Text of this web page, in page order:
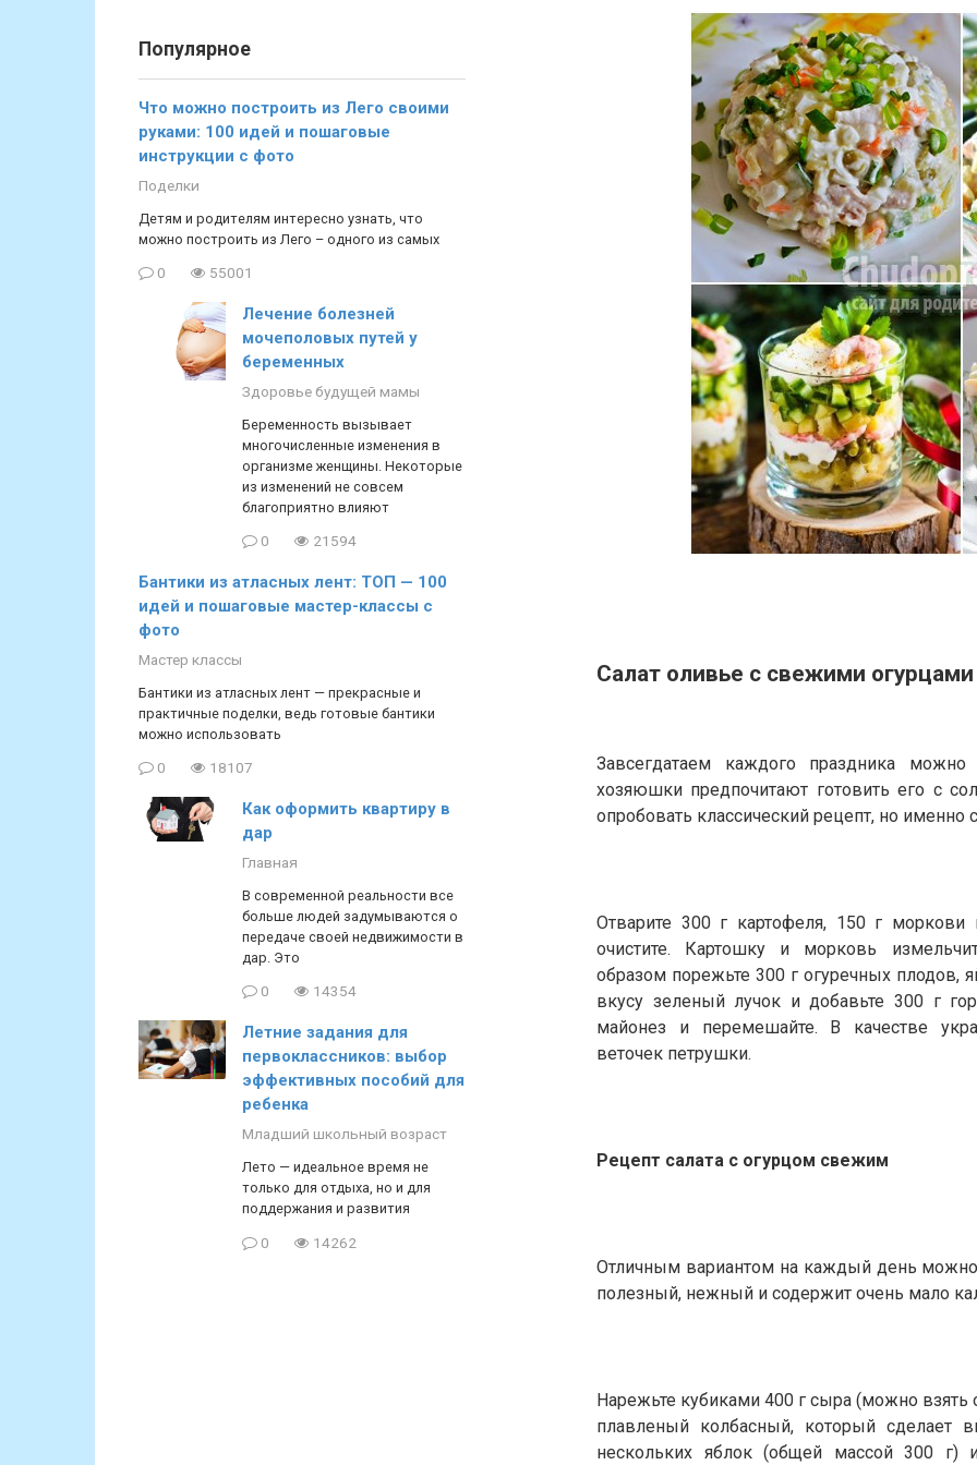
Салат оливье с свежими огурцами
Завсегдатаем каждого праздника
хозяюшки предпочитают готовить его с
опробовать классический рецепт, но
Отварите 300 г картофеля, 150 г
очистите. Картошку и морковь
образом порежьте 300 г огуречных плодов,
вкусу зеленый лучок и добавьте 300 г
майонез и перемешайте. В качестве
веточек петрушки.
Рецепт салата с огурцом свежим
Отличным вариантом на каждый день можно
полезный, нежный и содержит очень мало
Нарежьте кубиками 400 г сыра (можно
плавленый колбасный, который сделает
нескольких яблок (общей массой 300 г)
Популярное
Что можно построить из Лего своими
руками: 100 идей и пошаговые
инструкции с фото
Поделки
Детям и родителям интересно узнать, что
можно построить из Лего – одного из самых
0 55001
Лечение болезней
мочеполовых путей у
беременных
Здоровье будущей мамы
Беременность вызывает
многочисленные изменения в
организме женщины. Некоторые
из изменений не совсем
благоприятно влияют
0 21594
Бантики из атласных лент: ТОП — 100
идей и пошаговые мастер-классы с
фото
Мастер классы
Бантики из атласных лент — прекрасные и
практичные поделки, ведь готовые бантики
можно использовать
0 18107
Как оформить квартиру в
дар
Главная
В современной реальности все
больше людей задумываются о
передаче своей недвижимости в
дар. Это
0 14354
Летние задания для
первоклассников: выбор
эффективных пособий для
ребенка
Младший школьный возраст
Лето — идеальное время не
только для отдыха, но и для
поддержания и развития
0 14262